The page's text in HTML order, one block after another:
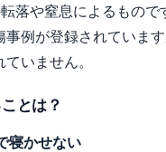
落や窒息によるもので
事例が登録されていま
いません。
とは？
寝かせない